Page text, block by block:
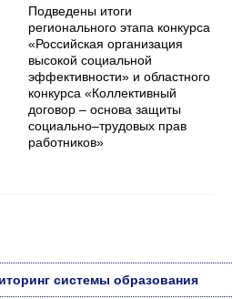
Подведены итоги
регионального этапа конкурса
«Российская организация
высокой социальной
эффективности» и областного
конкурса «Коллективный
договор – основа защиты
социально–трудовых прав
работников»
системы образования